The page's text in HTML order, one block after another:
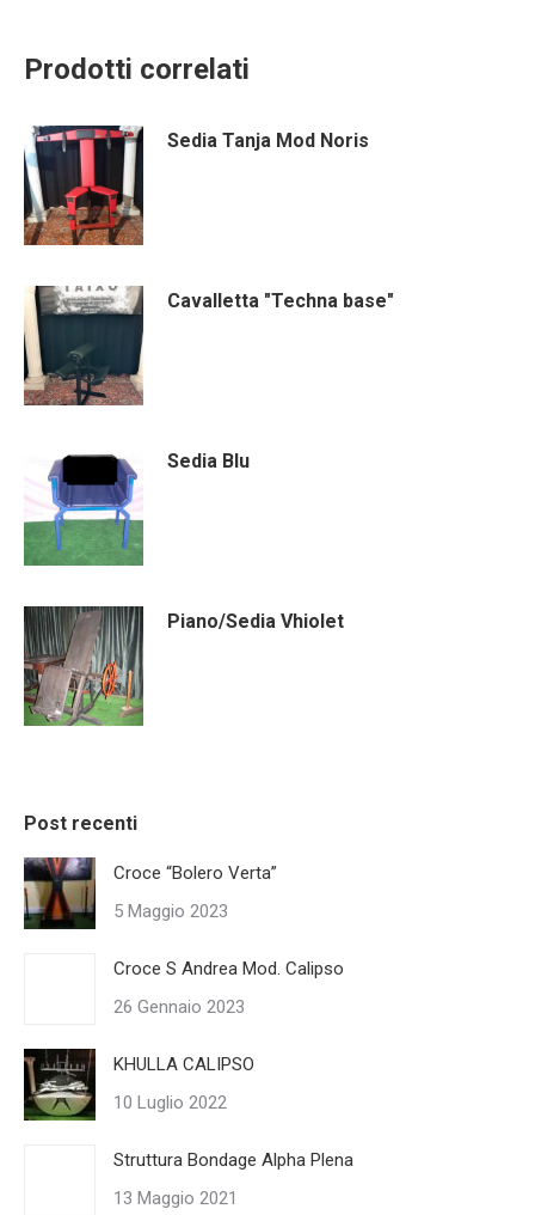
Prodotti correlati
Sedia Tanja Mod Noris
Cavalletta "Techna base"
Sedia Blu
Piano/Sedia Vhiolet
Post recenti
Croce “Bolero Verta”
5 Maggio 2023
Croce S Andrea Mod. Calipso
26 Gennaio 2023
KHULLA CALIPSO
10 Luglio 2022
Struttura Bondage Alpha Plena
13 Maggio 2021